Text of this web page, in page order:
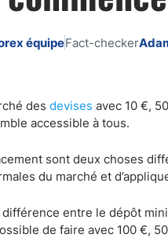
équipeFact-checker
des devises avec 10 €,
accessible à tous.
sont deux choses
du marché et
entre le dépôt
de faire avec 100 €,